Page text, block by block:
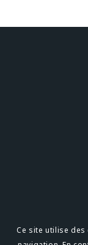
Ce site utilise